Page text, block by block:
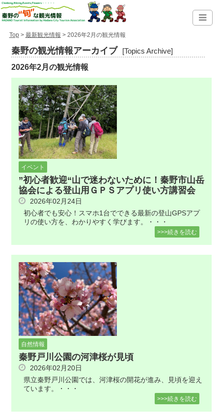
Top> 最新観光情報 > 2026年2月の観光情報
秦野の観光情報アーカイブ [Topics Archive]
2026年2月の観光情報
イベント
”初心者歓迎“山で迷わないために！秦野市山岳
協会による登山用ＧＰＳアプリ使い方講習会
2026年02月24日
初心者でも安心！スマホ1台でできる最新の登山GPSアプ
リの使い方を、わかりやすく学びます。・・・
>>>続きを読む
自然情報
秦野戸川公園の河津桜が見頃
2026年02月20日
県立秦野戸川公園では、河津桜の開花が進み、見頃を迎え
ています。・・・
>>>続きを読む